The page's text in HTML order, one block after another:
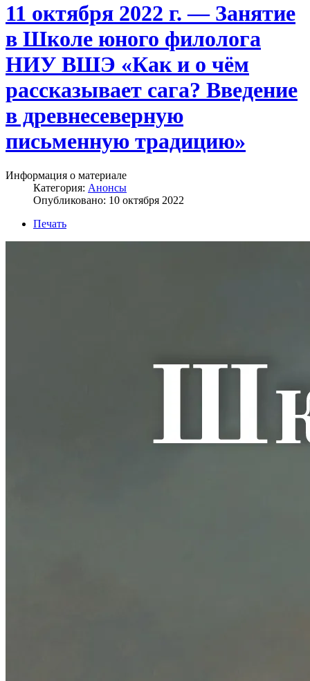
11 октября 2022 г. — Занятие
в Школе юного филолога
НИУ ВШЭ «Как и о чём
рассказывает сага? Введение
в древнесеверную
письменную традицию»
Информация о материале
Категория: Анонсы
Опубликовано: 10 октября 2022
Печать